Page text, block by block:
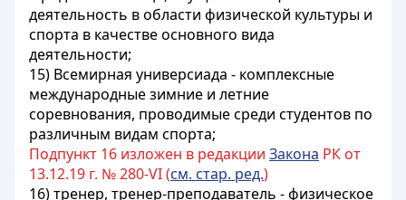
деятельность в области физической культуры и
спорта в качестве основного вида
деятельности;
15) Всемирная универсиада - комплексные
международные зимние и летние
соревнования, проводимые среди студентов по
различным видам спорта;
Подпункт 16 изложен в редакции Закона РК от
13.12.19 г. № 280-VI (см. стар. ред.)
16) тренер, тренер-преподаватель - физическое